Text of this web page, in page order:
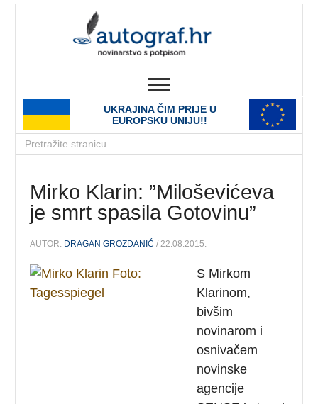
UKRAJINA ČIM PRIJE U
EUROPSKU UNIJU!!
Mirko Klarin: ”Miloševićeva
je smrt spasila Gotovinu”
AUTOR: DRAGAN GROZDANIĆ / 22.08.2015.
S Mirkom
Klarinom,
bivšim
novinarom i
osnivačem
novinske
agencije